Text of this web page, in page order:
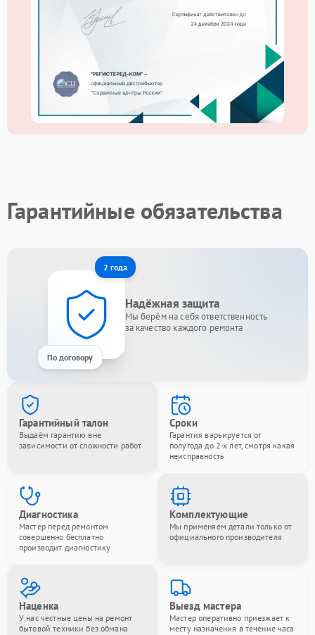
Гарантийные обязательства
2 года
По договору
Надёжная защита
Мы берём на себя ответственность
за качество каждого ремонта
Гарантийный талон
Выдаём гарантию вне
зависимости от сложности работ
Сроки
Гарантия варьируется от
полугода до 2-х лет, смотря какая
неисправность
Диагностика
Мастер перед ремонтом
совершенно бесплатно
производит диагностику
Комплектующие
Мы применяем детали только от
официального производителя
Наценка
У нас честные цены на ремонт
бытовой техники без обмана
Выезд мастера
Мастер оперативно приезжает к
месту назначения в течение часа